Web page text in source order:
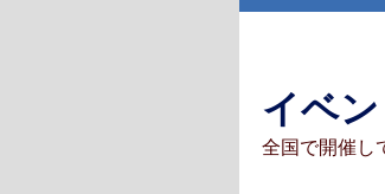
イベ
全国で開催し